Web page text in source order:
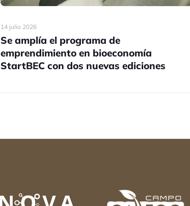
14 julio 2026
Se amplía el programa de
emprendimiento en bioeconomía
StartBEC con dos nuevas ediciones